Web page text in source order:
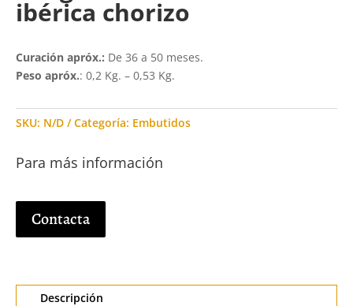
ibérica chorizo
Curación apróx.: De 36 a 50 meses.
Peso apróx.: 0,2 Kg. – 0,53 Kg.
SKU: N/D Categoría: Embutidos
Para más información
Contacta
Descripción